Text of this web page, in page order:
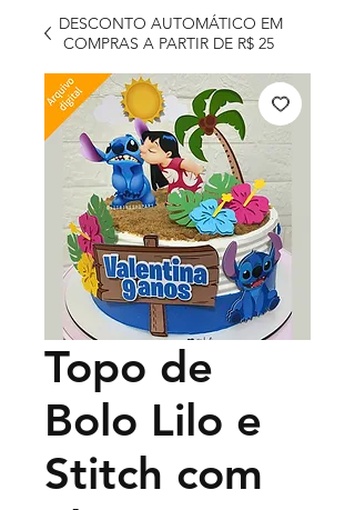
DESCONTO AUTOMÁTICO EM
COMPRAS A PARTIR DE R$ 25
Topo de
Bolo Lilo e
Stitch com